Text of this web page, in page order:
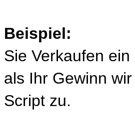
Beispiel:
Sie Verkaufen
als Ihr Gewinn
Script zu.